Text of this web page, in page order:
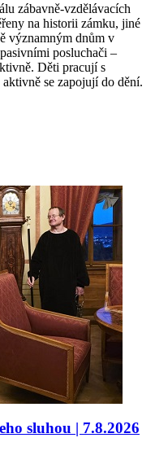
zábavně-vzdělávacích
na historii zámku, jiné
významným dnům v
posluchači –
Děti pracují s
se zapojují do dění.
sluhou | 7.8.2026